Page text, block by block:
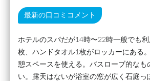
最新の口コミコメント
ホテルのスパだが14時〜22時一般でも
枚、ハンドタオル1枚がロッカーにある
憩スペースを使える。バスローブ的なも
い。露天はないが浴室の窓が広く石庭っ